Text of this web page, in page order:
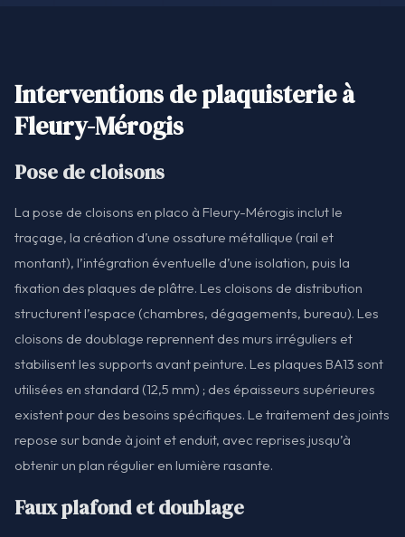
Interventions de plaquisterie à
Fleury-Mérogis
Pose de cloisons
La pose de cloisons en placo à Fleury-Mérogis inclut le
traçage, la création d’une ossature métallique (rail et
montant), l’intégration éventuelle d’une isolation, puis la
fixation des plaques de plâtre. Les cloisons de distribution
structurent l’espace (chambres, dégagements, bureau). Les
cloisons de doublage reprennent des murs irréguliers et
stabilisent les supports avant peinture. Les plaques BA13 sont
utilisées en standard (12,5 mm) ; des épaisseurs supérieures
existent pour des besoins spécifiques. Le traitement des joints
repose sur bande à joint et enduit, avec reprises jusqu’à
obtenir un plan régulier en lumière rasante.
Faux plafond et doublage